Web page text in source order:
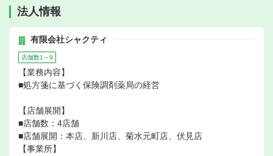
法人情報
有限会社シャクティ
店舗数1～9
【業務内容】
■処方箋に基づく保険調剤薬局の経営
【店舗展開】
■店舗数：4店舗
■店舗展開：本店、新川店、菊水元町店、伏見店
【事業所】